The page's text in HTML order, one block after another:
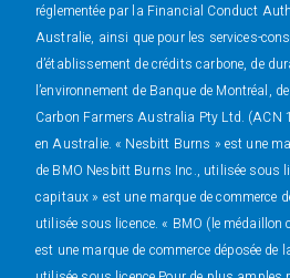
réglementée par la Financial Conduct
Australie, ainsi que pour les services-
d’établissement de crédits carbone, de
l’environnement de Banque de Montréal,
Carbon Farmers Australia Pty Ltd. (ACN
en Australie. « Nesbitt Burns » est une
de BMO Nesbitt Burns Inc., utilisée sous
capitaux » est une marque de commerce
utilisée sous licence. « BMO (le médaillon
est une marque de commerce déposée de